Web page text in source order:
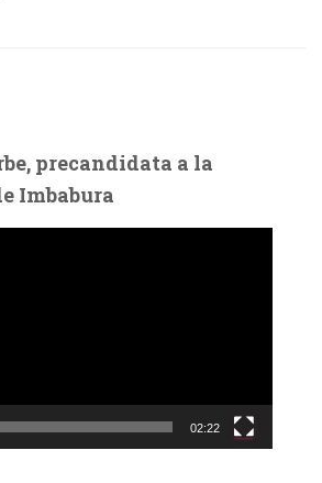
precandidata a la
Imbabura
02:22